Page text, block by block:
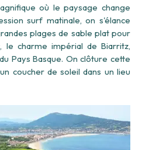
où le paysage change
surf matinale, on s'élance
plages de sable plat pour
le charme impérial de Biarritz,
Pays Basque. On clôture cette
coucher de soleil dans un lieu